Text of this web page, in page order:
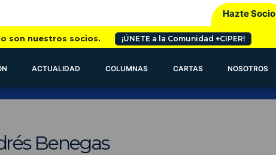
Hazte Socio
son nuestros socios. ¡ÚNETE a la Comunidad +CIPER!
ACTUALIDAD COLUMNAS CARTAS NOSOTROS
Benegas